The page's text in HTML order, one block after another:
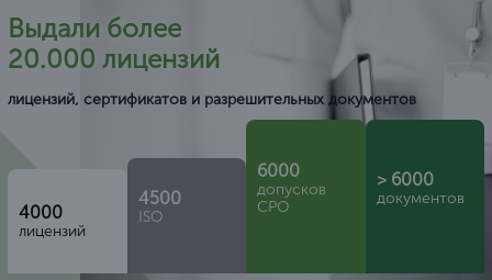
Выдали более
20.000 лицензий
лицензий, сертификатов и разрешительных документов
4000
лицензий
4500
ISO
6000
допусков
СРО
> 6000
документов